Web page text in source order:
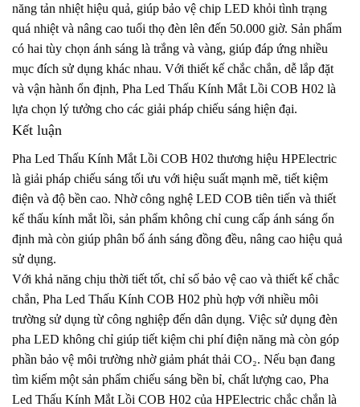
năng tản nhiệt hiệu quả, giúp bảo vệ chip LED khỏi tình trạng
quá nhiệt và nâng cao tuổi thọ đèn lên đến 50.000 giờ. Sản phẩm
có hai tùy chọn ánh sáng là trắng và vàng, giúp đáp ứng nhiều
mục đích sử dụng khác nhau. Với thiết kế chắc chắn, dễ lắp đặt
và vận hành ổn định, Pha Led Thấu Kính Mắt Lồi COB H02 là
lựa chọn lý tưởng cho các giải pháp chiếu sáng hiện đại.
Kết luận
Pha Led Thấu Kính Mắt Lồi COB H02 thương hiệu HPElectric
là giải pháp chiếu sáng tối ưu với hiệu suất mạnh mẽ, tiết kiệm
điện và độ bền cao. Nhờ công nghệ LED COB tiên tiến và thiết
kế thấu kính mắt lồi, sản phẩm không chỉ cung cấp ánh sáng ổn
định mà còn giúp phân bổ ánh sáng đồng đều, nâng cao hiệu quả
sử dụng.
Với khả năng chịu thời tiết tốt, chỉ số bảo vệ cao và thiết kế chắc
chắn, Pha Led Thấu Kính COB H02 phù hợp với nhiều môi
trường sử dụng từ công nghiệp đến dân dụng. Việc sử dụng đèn
pha LED không chỉ giúp tiết kiệm chi phí điện năng mà còn góp
phần bảo vệ môi trường nhờ giảm phát thải CO₂. Nếu bạn đang
tìm kiếm một sản phẩm chiếu sáng bền bỉ, chất lượng cao, Pha
Led Thấu Kính Mắt Lồi COB H02 của HPElectric chắc chắn là